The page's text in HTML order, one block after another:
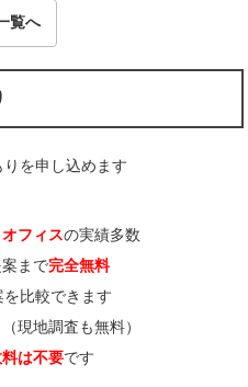
覧へ
りを申し込めます
フィスの実績多数
まで完全無料
比較できます
現地調査も無料）
は不要です